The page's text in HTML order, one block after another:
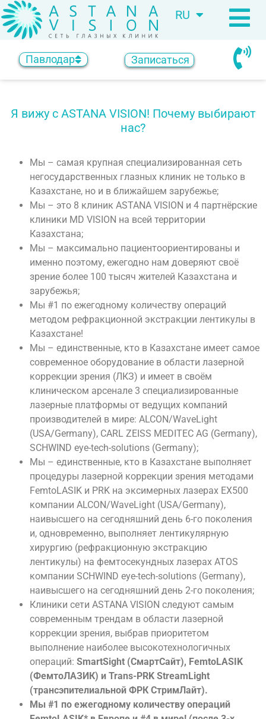
RU
KZ
Павлодар Записаться
Я вижу с ASTANA VISION! Почему выбирают
нас?
Мы – самая крупная специализированная сеть
негосударственных глазных клиник не только в
Казахстане, но и в ближайшем зарубежье;
Мы – это 8 клиник ASTANA VISION и 4 партнёрские
клиники MD VISION на всей территории
Казахстана;
Мы – максимально пациентоориентированы и
именно поэтому, ежегодно нам доверяют своё
зрение более 100 тысяч жителей Казахстана и
зарубежья;
Мы #1 по ежегодному количеству операций
методом рефракционной экстракции лентикулы в
Казахстане!
Мы – единственные, кто в Казахстане имеет самое
современное оборудование в области лазерной
коррекции зрения (ЛКЗ) и имеет в своём
клиническом арсенале 3 специализированные
лазерные платформы от ведущих компаний
производителей в мире: ALCON/WaveLight
(USA/Germany), CARL ZEISS MEDITEC AG (Germany),
SCHWIND eye-tech-solutions (Germany);
Мы – единственные, кто в Казахстане выполняет
процедуры лазерной коррекции зрения методами
FemtoLASIK и PRK на эксимерных лазерах EX500
компании ALCON/WaveLight (USA/Germany),
наивысшего на сегодняшний день 6-го поколения
и, одновременно, выполняет лентикулярную
хирургию (рефракционную экстракцию
лентикулы) на фемтосекундных лазерах ATOS
компании SCHWIND eye-tech-solutions (Germany),
наивысшего на сегодняшний день 2-го поколения;
Клиники сети ASTANA VISION следуют самым
современным трендам в области лазерной
коррекции зрения, выбрав приоритетом
выполнение наиболее высокотехнологичных
операций: SmartSight (СмартСайт), FemtoLASIK
(ФемтоЛАЗИК) и Trans-PRK StreamLight
(трансэпителиальной ФРК СтримЛайт).
Мы #1 по ежегодному количеству операций